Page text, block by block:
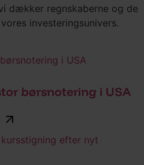
dækker regnskaberne og de
investeringsunivers.
børsnotering i USA